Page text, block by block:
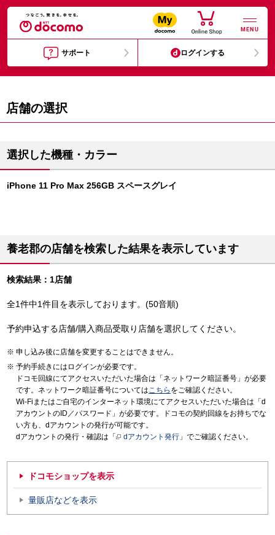
MENU
サポート ログインする
店舗の選択
選択した機種・カラー
iPhone 11 Pro Max 256GB スペースグレイ
養老郡の店舗を検索した結果を表示しています
検索結果：1店舗
全1件中1件目を表示しております。(50音順)
予約申込する店舗/購入商品受取り店舗を選択してください。
申し込み後に店舗を変更することはできません。
予約手続きにはログインが必要です。
ドコモ回線にてアクセスいただいた場合は「ネットワーク暗証番号」が必要
です。ネットワーク暗証番号についてはこちら をご確認ください。
Wi-Fiまたはご自宅のインターネット環境にてアクセスいただいた場合は「d
アカウントのID／パスワード」が必要です。ドコモの契約回線をお持ちでな
い方も、dアカウントの発行が可能です。
dアカウントの発行・確認は「
dアカウント発行 」でご確認ください。
ドコモショップを表示
量販店などを表示